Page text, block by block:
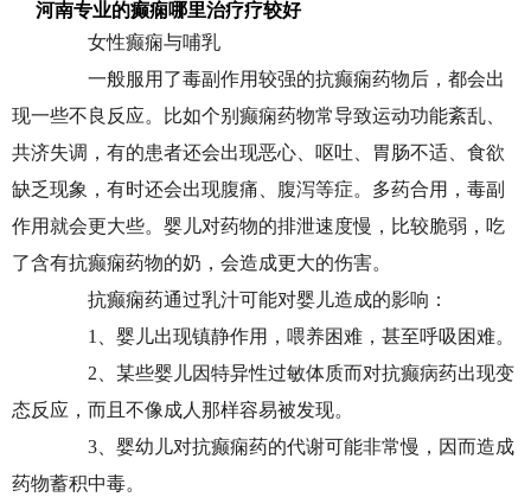
河南专业的癫痫哪里治疗疗较好
女性癫痫与哺乳
一般服用了毒副作用较强的抗癫痫药物后，都会出
现一些不良反应。比如个别癫痫药物常导致运动功能紊乱、
共济失调，有的患者还会出现恶心、呕吐、胃肠不适、食欲
缺乏现象，有时还会出现腹痛、腹泻等症。多药合用，毒副
作用就会更大些。婴儿对药物的排泄速度慢，比较脆弱，吃
了含有抗癫痫药物的奶，会造成更大的伤害。
抗癫痫药通过乳汁可能对婴儿造成的影响：
1、婴儿出现镇静作用，喂养困难，甚至呼吸困难。
2、某些婴儿因特异性过敏体质而对抗癫病药出现变
态反应，而且不像成人那样容易被发现。
3、婴幼儿对抗癫痫药的代谢可能非常慢，因而造成
药物蓄积中毒。